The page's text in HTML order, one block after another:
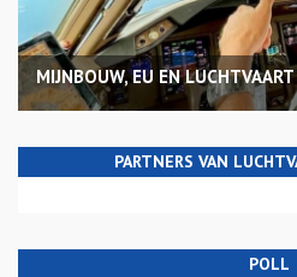
MIJNBOUW, EU EN LUCHTVAART
PARTNERS VAN
POLL